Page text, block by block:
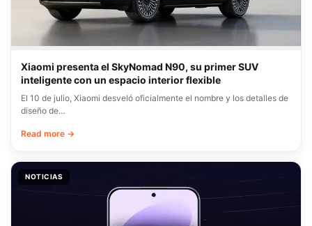
Xiaomi presenta el SkyNomad N90, su primer SUV
inteligente con un espacio interior flexible
El 10 de julio, Xiaomi desveló oficialmente el nombre y los detalles de
diseño de…
Read more →
NOTICIAS